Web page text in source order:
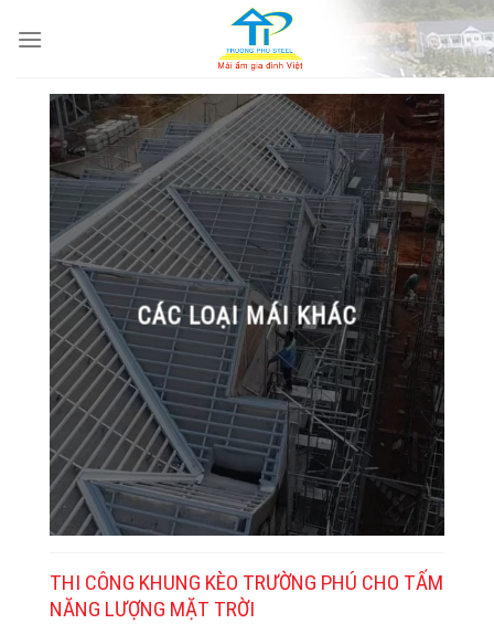
CÁC LOẠI MÁI KHÁC
THI CÔNG KHUNG KÈO TRƯỜNG PHÚ CHO TẤM
NĂNG LƯỢNG MẶT TRỜI